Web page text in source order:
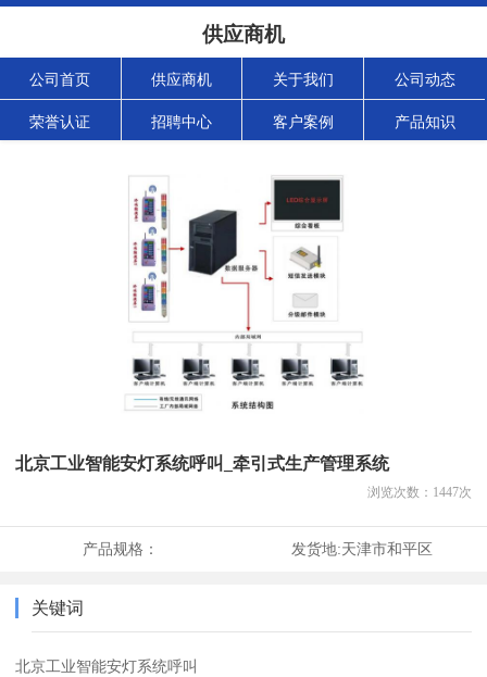
供应商机
公司首页 供应商机 关于我们 公司动态
荣誉认证 招聘中心 客户案例 产品知识
北京工业智能安灯系统呼叫_牵引式生产管理系统
浏览次数： 1447次
产品规格： 发货地:天津市和平区
关键词
北京工业智能安灯系统呼叫